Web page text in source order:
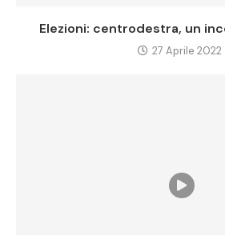
Elezioni: centrodestra, un
27 Aprile 2022